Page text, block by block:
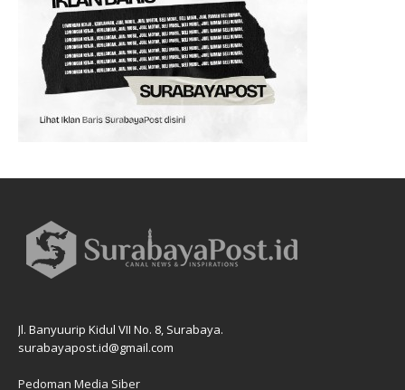
Jl. Banyuurip Kidul VII No. 8, Surabaya.
surabayapost.id@gmail.com
Pedoman Media Siber